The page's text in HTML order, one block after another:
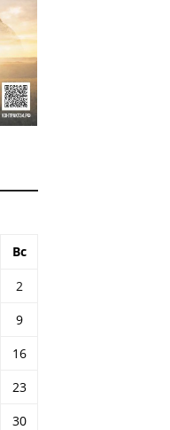
Вс
2
9
16
23
30